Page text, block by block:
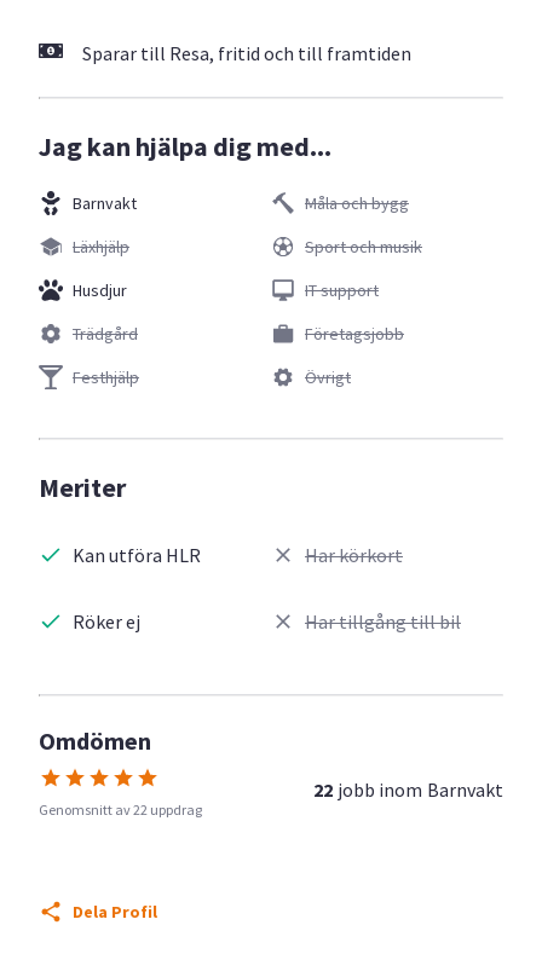
Sparar till Resa, fritid och till framtiden
Jag kan hjälpa dig med...
Barnvakt
Läxhjälp
Husdjur
Trädgård
Festhjälp
Måla och bygg
Sport och musik
IT support
Företagsjobb
Övrigt
Meriter
Kan utföra HLR
Röker ej
Har körkort
Har tillgång till bil
Omdömen
Genomsnitt av 22 uppdrag
22 jobb inom Barnvakt
Dela Profil